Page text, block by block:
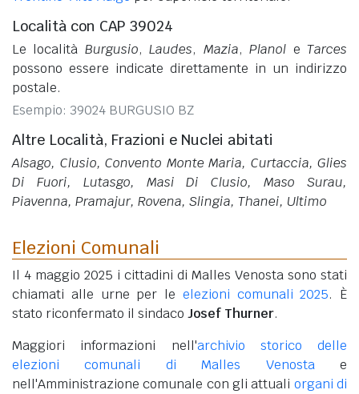
Località con CAP 39024
Le località Burgusio,Laudes, Mazia,Planol eTarces
possono essere indicate direttamente in un indirizzo
postale.
Esempio: 39024 BURGUSIO BZ
Altre Località, Frazioni e Nuclei abitati
Alsago, Clusio, Convento Monte Maria, Curtaccia, Glies
Di Fuori, Lutasgo, Masi Di Clusio, Maso Surau,
Piavenna, Pramajur, Rovena, Slingia, Thanei, Ultimo
Elezioni Comunali
Il 4 maggio 2025 i cittadini di Malles Venosta sono stati
chiamati alle urne per le elezioni comunali 2025. È
stato riconfermato il sindaco Josef Thurner.
Maggiori informazioni nell'archivio storico delle
elezioni comunali di Malles Venostae
nell'Amministrazione comunale con gli attuali organi di